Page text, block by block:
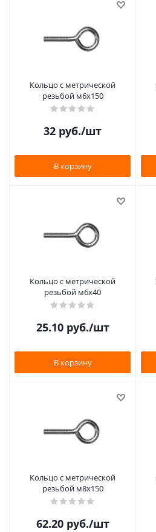
Кольцо с метрической
резьбой м6х150
32 руб./шт
В корзину
Кольцо с метрической
резьбой м6х40
25.10руб./шт
В корзину
Кольцо с метрической
резьбой м8х150
62.20руб./шт